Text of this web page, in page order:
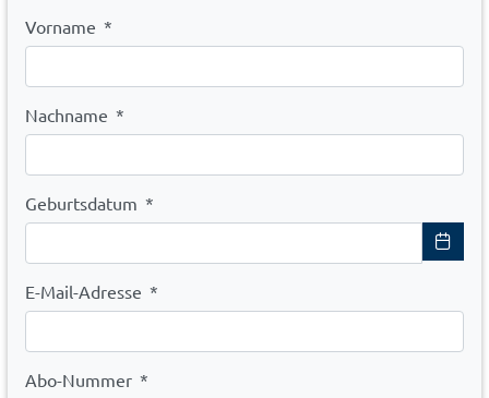
Vorname *
Nachname *
Geburtsdatum *
E-Mail-Adresse *
Abo-Nummer *